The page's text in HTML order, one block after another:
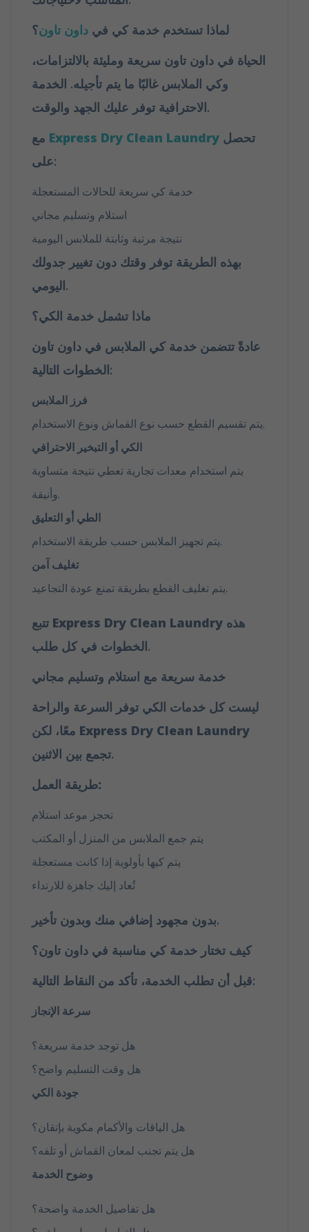
لماذا تستخدم خدمة كي في داون تاون؟
الحياة في داون تاون سريعة ومليئة بالالتزامات،
وكي الملابس غالبًا ما يتم تأجيله. الخدمة
الاحترافية توفر عليك الجهد والوقت.
Express Dry Clean Laundry
على:
خدمة كي سريعة للحالات المستعجلة
استلام وتسليم مجاني
نتيجة مرتبة وثابتة للملابس اليومية
بهذه الطريقة توفر وقتك دون تغيير جدولك
اليومي.
ماذا تشمل خدمة الكي؟
عادةً تتضمن خدمة كي الملابس في داون تاون
الخطوات التالية:
فرز الملابس
يتم تقسيم القطع حسب نوع القماش ونوع الاستخدام.
الكي أو التبخير الاحترافي
يتم استخدام معدات تجارية تعطي نتيجة متساوية
وأنيقة.
الطي أو التعليق
يتم تجهيز الملابس حسب طريقة الاستخدام.
تغليف آمن
يتم تغليف القطع بطريقة تمنع عودة التجاعيد.
Express Dry Clean Laundry
الخطوات في كل طلب.
خدمة سريعة مع استلام وتسليم مجاني
ليست كل خدمات الكي توفر السرعة والراحة
Express Dry Clean Laundry
تجمع بين الاثنين.
طريقة العمل:
تحجز موعد استلام
يتم جمع الملابس من المنزل أو المكتب
يتم كيها بأولوية إذا كانت مستعجلة
تُعاد إليك جاهزة للارتداء
بدون مجهود إضافي منك وبدون تأخير.
كيف تختار خدمة كي مناسبة في داون تاون؟
قبل أن تطلب الخدمة، تأكد من النقاط التالية:
سرعة الإنجاز
هل توجد خدمة سريعة؟
هل وقت التسليم واضح؟
جودة الكي
هل الياقات والأكمام مكوية بإتقان؟
هل يتم تجنب لمعان القماش أو تلفه؟
وضوح الخدمة
هل تفاصيل الخدمة واضحة؟